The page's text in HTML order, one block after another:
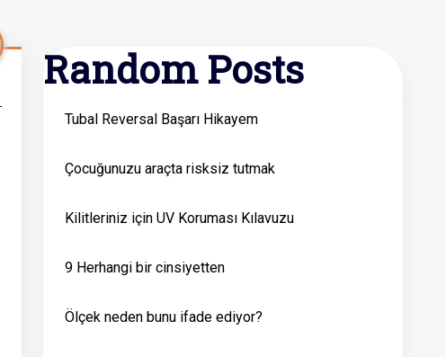
Random Posts
Tubal Reversal Başarı Hikayem
Çocuğunuzu araçta risksiz tutmak
Kilitleriniz için UV Koruması Kılavuzu
9 Herhangi bir cinsiyetten
Ölçek neden bunu ifade ediyor?